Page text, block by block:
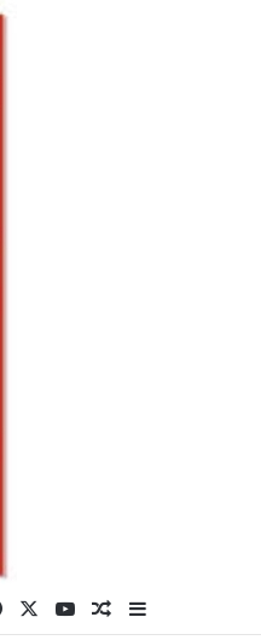
FacebookYouTubeRandom Article
Sidebar